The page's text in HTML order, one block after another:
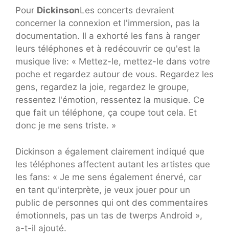
Pour DickinsonLes concerts devraient
concerner la connexion et l'immersion, pas la
documentation. Il a exhorté les fans à ranger
leurs téléphones et à redécouvrir ce qu'est la
musique live: « Mettez-le, mettez-le dans votre
poche et regardez autour de vous. Regardez les
gens, regardez la joie, regardez le groupe,
ressentez l'émotion, ressentez la musique. Ce
que fait un téléphone, ça coupe tout cela. Et
donc je me sens triste. »
Dickinson a également clairement indiqué que
les téléphones affectent autant les artistes que
les fans: « Je me sens également énervé, car
en tant qu'interprète, je veux jouer pour un
public de personnes qui ont des commentaires
émotionnels, pas un tas de twerps Android »,
a-t-il ajouté.